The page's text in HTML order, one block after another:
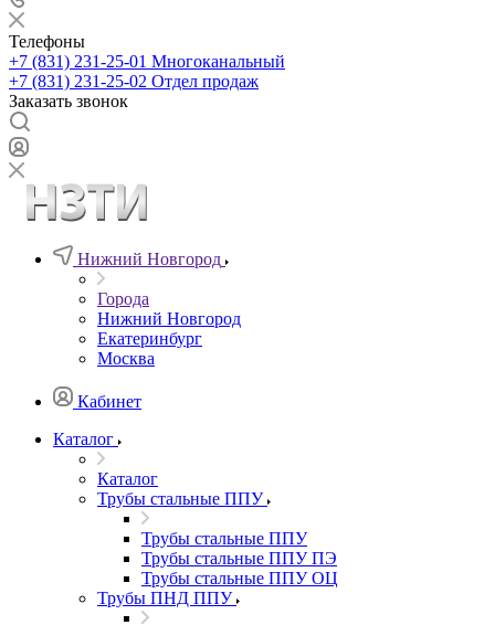
Телефоны
+7 (831) 231-25-01 Многоканальный
+7 (831) 231-25-02 Отдел продаж
Заказать звонок
Нижний Новгород
Города
Нижний Новгород
Екатеринбург
Москва
Кабинет
Каталог
Каталог
Трубы стальные ППУ
Трубы стальные ППУ
Трубы стальные ППУ ПЭ
Трубы стальные ППУ ОЦ
Трубы ПНД ППУ